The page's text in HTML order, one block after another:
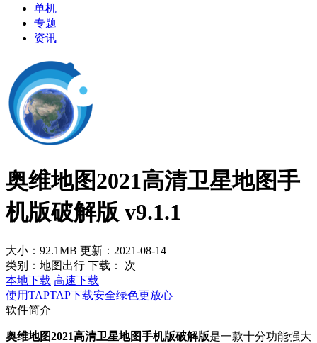
单机
专题
资讯
奥维地图2021高清卫星地图手
机版破解版 v9.1.1
大小：92.1MB 更新：2021-08-14
类别：地图出行 下载：
次
本地下载 高速下载
使用TAPTAP下载安全绿色更放心
软件简介
奥维地图2021高清卫星地图手机版破解版是一款十分功能强大